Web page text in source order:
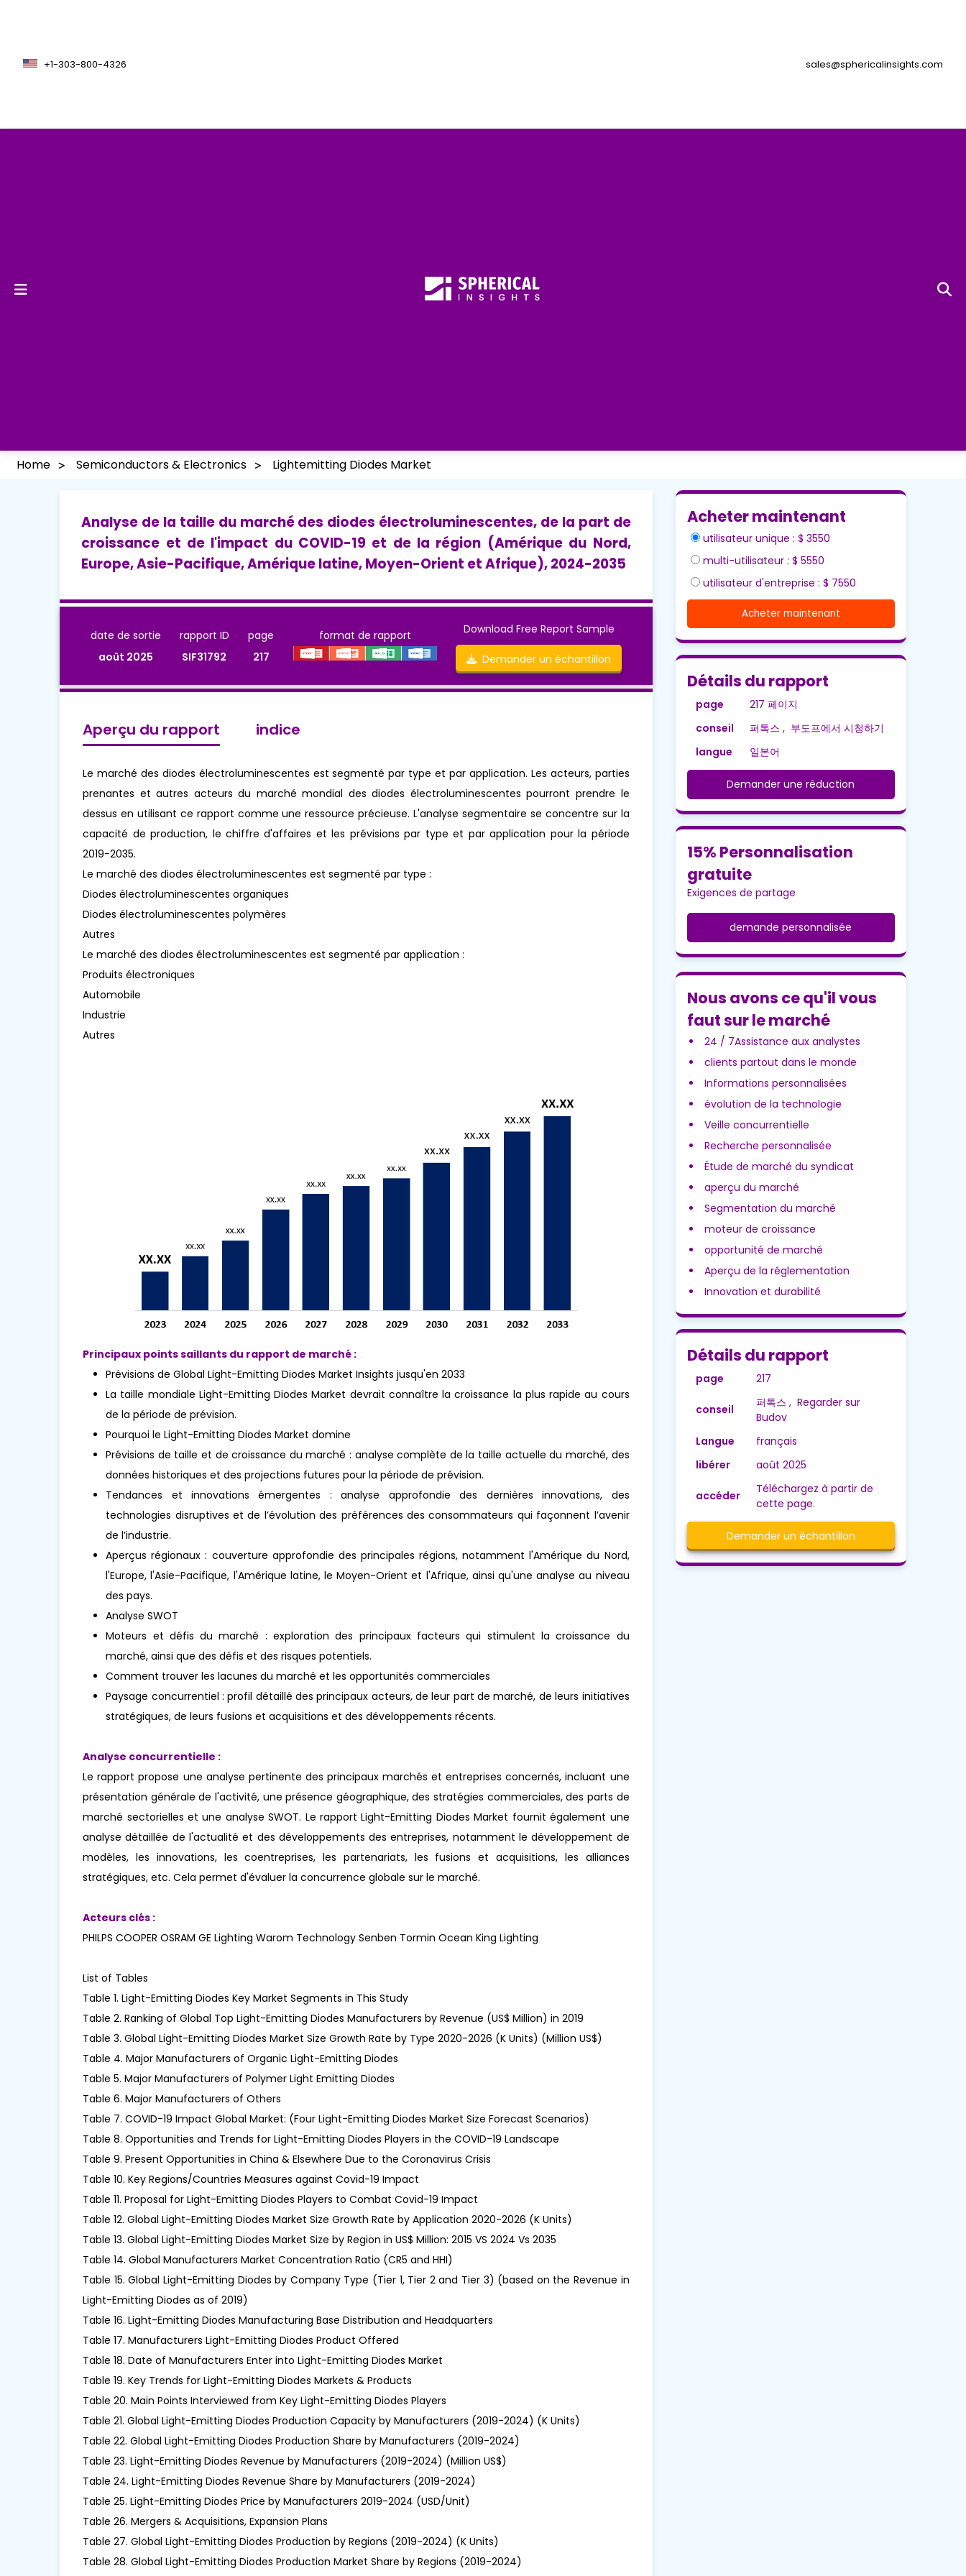
+1-303-800-4326 sales@sphericalinsights.com
Home Semiconductors & Electronics Lightemitting Diodes Market
Analyse de la taille du marché des diodes électroluminescentes, de la part de
croissance et de l'impact du COVID-19 et de la région (Amérique du Nord,
Europe, Asie-Pacifique, Amérique latine, Moyen-Orient et Afrique), 2024-2035
date de sortie
août 2025
rapport ID
SIF31792
page
217
format de rapport Download Free Report Sample
Demander un échantillon
Aperçu du rapport indice
Le marché des diodes électroluminescentes est segmenté par type et par application. Les acteurs, parties
prenantes et autres acteurs du marché mondial des diodes électroluminescentes pourront prendre le
dessus en utilisant ce rapport comme une ressource précieuse. L'analyse segmentaire se concentre sur la
capacité de production, le chiffre d'affaires et les prévisions par type et par application pour la période
2019-2035.
Le marché des diodes électroluminescentes est segmenté par type :
Diodes électroluminescentes organiques
Diodes électroluminescentes polymères
Autres
Le marché des diodes électroluminescentes est segmenté par application :
Produits électroniques
Automobile
Industrie
Autres
Principaux points saillants du rapport de marché :
Prévisions de Global Light-Emitting Diodes Market Insights jusqu'en 2033
La taille mondiale Light-Emitting Diodes Market devrait connaître la croissance la plus rapide au cours
de la période de prévision.
Pourquoi le Light-Emitting Diodes Market domine
Prévisions de taille et de croissance du marché : analyse complète de la taille actuelle du marché, des
données historiques et des projections futures pour la période de prévision.
Tendances et innovations émergentes : analyse approfondie des dernières innovations, des
technologies disruptives et de l’évolution des préférences des consommateurs qui façonnent l’avenir
de l’industrie.
Aperçus régionaux : couverture approfondie des principales régions, notamment l'Amérique du Nord,
l'Europe, l'Asie-Pacifique, l'Amérique latine, le Moyen-Orient et l'Afrique, ainsi qu'une analyse au niveau
des pays.
Analyse SWOT
Moteurs et défis du marché : exploration des principaux facteurs qui stimulent la croissance du
marché, ainsi que des défis et des risques potentiels.
Comment trouver les lacunes du marché et les opportunités commerciales
Paysage concurrentiel : profil détaillé des principaux acteurs, de leur part de marché, de leurs initiatives
stratégiques, de leurs fusions et acquisitions et des développements récents.
Analyse concurrentielle :
Le rapport propose une analyse pertinente des principaux marchés et entreprises concernés, incluant une
présentation générale de l'activité, une présence géographique, des stratégies commerciales, des parts de
marché sectorielles et une analyse SWOT. Le rapport Light-Emitting Diodes Market fournit également une
analyse détaillée de l'actualité et des développements des entreprises, notamment le développement de
modèles, les innovations, les coentreprises, les partenariats, les fusions et acquisitions, les alliances
stratégiques, etc. Cela permet d'évaluer la concurrence globale sur le marché.
Acteurs clés :
PHILPS COOPER OSRAM GE Lighting Warom Technology Senben Tormin Ocean King Lighting
List of Tables
Table 1. Light-Emitting Diodes Key Market Segments in This Study
Table 2. Ranking of Global Top Light-Emitting Diodes Manufacturers by Revenue (US$ Million) in 2019
Table 3. Global Light-Emitting Diodes Market Size Growth Rate by Type 2020-2026 (K Units) (Million US$)
Table 4. Major Manufacturers of Organic Light-Emitting Diodes
Table 5. Major Manufacturers of Polymer Light Emitting Diodes
Table 6. Major Manufacturers of Others
Table 7. COVID-19 Impact Global Market: (Four Light-Emitting Diodes Market Size Forecast Scenarios)
Table 8. Opportunities and Trends for Light-Emitting Diodes Players in the COVID-19 Landscape
Table 9. Present Opportunities in China & Elsewhere Due to the Coronavirus Crisis
Table 10. Key Regions/Countries Measures against Covid-19 Impact
Table 11. Proposal for Light-Emitting Diodes Players to Combat Covid-19 Impact
Table 12. Global Light-Emitting Diodes Market Size Growth Rate by Application 2020-2026 (K Units)
Table 13. Global Light-Emitting Diodes Market Size by Region in US$ Million: 2015 VS 2024 Vs 2035
Table 14. Global Manufacturers Market Concentration Ratio (CR5 and HHI)
Table 15. Global Light-Emitting Diodes by Company Type (Tier 1, Tier 2 and Tier 3) (based on the Revenue in
Light-Emitting Diodes as of 2019)
Table 16. Light-Emitting Diodes Manufacturing Base Distribution and Headquarters
Table 17. Manufacturers Light-Emitting Diodes Product Offered
Table 18. Date of Manufacturers Enter into Light-Emitting Diodes Market
Table 19. Key Trends for Light-Emitting Diodes Markets & Products
Table 20. Main Points Interviewed from Key Light-Emitting Diodes Players
Table 21. Global Light-Emitting Diodes Production Capacity by Manufacturers (2019-2024) (K Units)
Table 22. Global Light-Emitting Diodes Production Share by Manufacturers (2019-2024)
Table 23. Light-Emitting Diodes Revenue by Manufacturers (2019-2024) (Million US$)
Table 24. Light-Emitting Diodes Revenue Share by Manufacturers (2019-2024)
Table 25. Light-Emitting Diodes Price by Manufacturers 2019-2024 (USD/Unit)
Table 26. Mergers & Acquisitions, Expansion Plans
Table 27. Global Light-Emitting Diodes Production by Regions (2019-2024) (K Units)
Table 28. Global Light-Emitting Diodes Production Market Share by Regions (2019-2024)
Acheter maintenant
utilisateur unique : $ 3550
multi-utilisateur : $ 5550
utilisateur d'entreprise : $ 7550
Acheter maintenant
Détails du rapport
page
217 페이지
conseil
퍼톡스 , 부도프에서 시청하기
langue
일본어
Demander une réduction
15% Personnalisation
gratuite
Exigences de partage
demande personnalisée
Nous avons ce qu'il vous
faut sur le marché
24 / 7Assistance aux analystes
clients partout dans le monde
Informations personnalisées
évolution de la technologie
Veille concurrentielle
Recherche personnalisée
Étude de marché du syndicat
aperçu du marché
Segmentation du marché
moteur de croissance
opportunité de marché
Aperçu de la réglementation
Innovation et durabilité
Détails du rapport
page 217
conseil
퍼톡스 , Regarder sur
Budov
Langue
français
libérer
août 2025
accéder
Téléchargez à partir de
cette page.
Demander un échantillon